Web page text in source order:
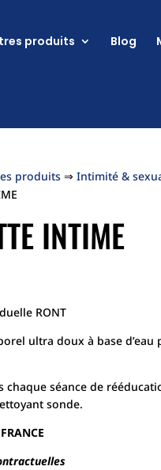
produits Blog
produits⇒ Intimité &
INTIME
RONT
ultra doux à base d’eau
chaque séance de
sonde.
INTIME
chaque séance de